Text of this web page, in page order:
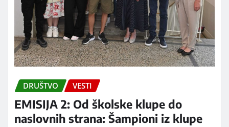
DRUŠTVO VESTI
EMISIJA 2: Od školske klupe do
naslovnih strana: Šampioni iz klupe